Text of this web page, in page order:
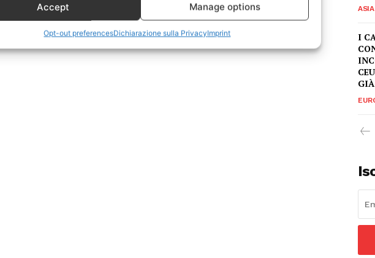
Accept Manage options
Opt-out preferencesDichiarazione sulla PrivacyImprint
ASIA
I